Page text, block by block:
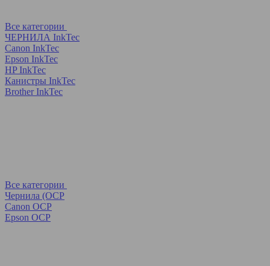
Все категории
ЧЕРНИЛА InkTec
Canon InkTec
Epson InkTec
HP InkTec
Канистры InkTec
Brother InkTec
Все категории
Чернила (OCP
Canon OCP
Epson OCP